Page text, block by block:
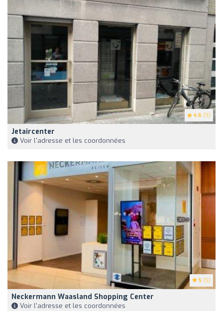
4.6 (5)
Jetaircenter
Voir l'adresse et les coordonnées
5 (5)
Neckermann Waasland Shopping Center
Voir l'adresse et les coordonnées